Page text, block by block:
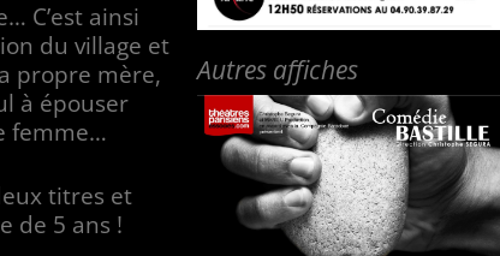
C’est ainsi
du village et
propre mère,
à épouser
femme…
titres et
de 5 ans !
Autres affiches